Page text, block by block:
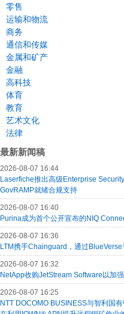
零售
运输和物流
商务
通信和传媒
金属和矿产
金融
高科技
体育
教育
艺术文化
法律
最新新闻稿
2026-08-07 16:44
Laserfiche推出高级Enterprise
GovRAMP就绪合规支持
2026-08-07 16:40
Purina成为首个公开宣布的NIQ
2026-08-07 16:36
LTM携手Chainguard，通过
2026-08-07 16:32
NetApp收购JetStream Software以加
2026-08-07 16:25
NTT DOCOMO BUSINESS与智利国